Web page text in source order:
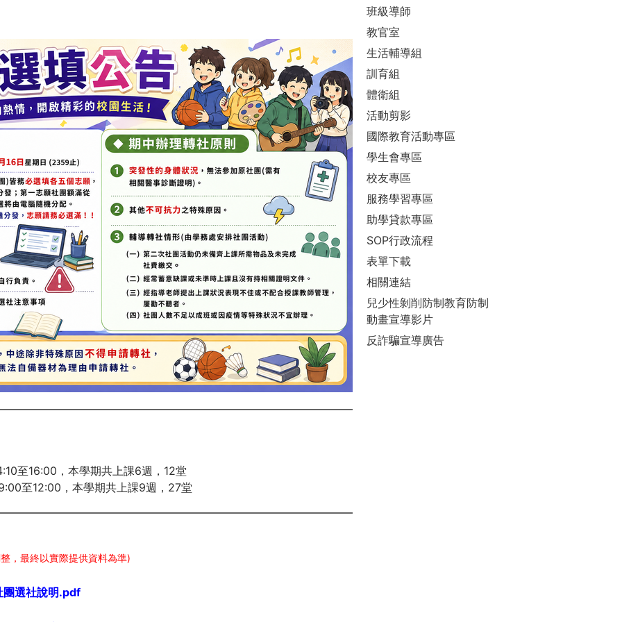
至16:00，本學期共上課6週，12堂
至12:00，本學期共上課9週，27堂
，最終以實際提供資料為準)
團選社說明.pdf
班級導師
教官室
生活輔導組
訓育組
體衛組
活動剪影
國際教育活動專區
學生會專區
校友專區
服務學習專區
助學貸款專區
SOP行政流程
表單下載
相關連結
兒少性剝削防制教育防制
動畫宣導影片
反詐騙宣導廣告